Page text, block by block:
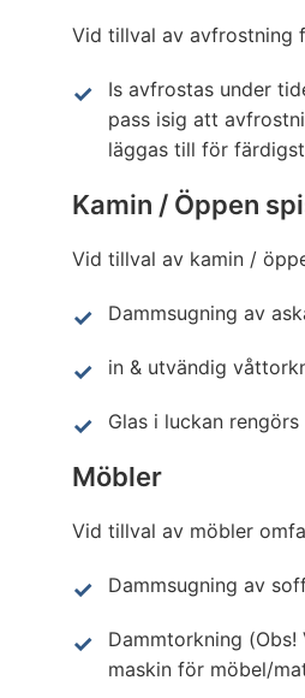
Vid tillval av avfrostning
Is avfrostas under
pass isig att
läggas till för
Kamin / Öppen
Vid tillval av kamin /
Dammsugning av
in & utvändig
Glas i luckan rengörs
Möbler
Vid tillval av möbler
Dammsugning av
Dammtorkning
maskin för möbel/